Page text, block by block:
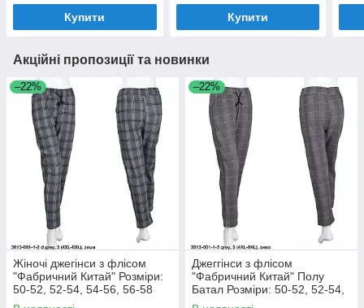
Купити
Купити
Акційні пропозиції та новинки
–22%
Жіночі джегінси з флісом
"Фабричний Китай" Розміри:
50-52, 52-54, 54-56, 56-58
(18128-1)
–22%
Джеггінси з флісом
"Фабричний Китай" Полу
Батал Розміри: 50-52, 52-54,
54-56, 56-58 (18128-2)